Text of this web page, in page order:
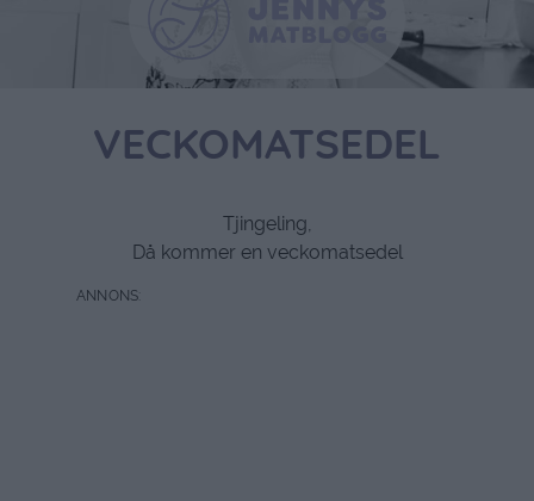
VECKOMATSEDEL
Tjingeling,
Då kommer en veckomatsedel